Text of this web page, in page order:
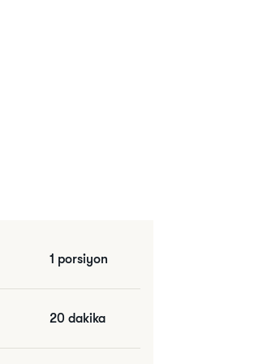
1 porsiyon
20 dakika